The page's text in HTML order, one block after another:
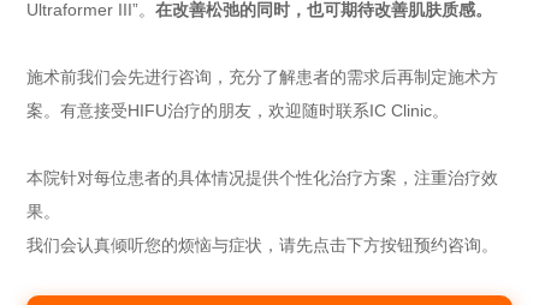
Ultraformer III”。 在改善松弛的同时，也可期待改善肌肤质感。
施术前我们会先进行咨询，充分了解患者的需求后再制定施术方
案。有意接受HIFU治疗的朋友，欢迎随时联系IC Clinic。
本院针对每位患者的具体情况提供个性化治疗方案，注重治疗效
果。
我们会认真倾听您的烦恼与症状，请先点击下方按钮预约咨询。